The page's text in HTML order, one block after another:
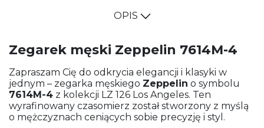
OPIS
Zegarek męski Zeppelin 7614M-4
Zapraszam Cię do odkrycia elegancji i klasyki w
jednym – zegarka męskiego Zeppelin o symbolu
7614M-4 z kolekcji LZ 126 Los Angeles. Ten
wyrafinowany czasomierz został stworzony z myślą
o mężczyznach ceniących sobie precyzję i styl.